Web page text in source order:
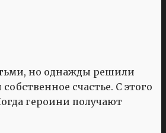
но однажды решили
счастье. С этого
героини получают